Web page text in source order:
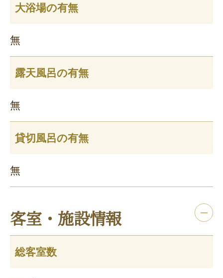
大浴場の有無
無
露天風呂の有無
無
貸切風呂の有無
無
客室・施設情報
総客室数